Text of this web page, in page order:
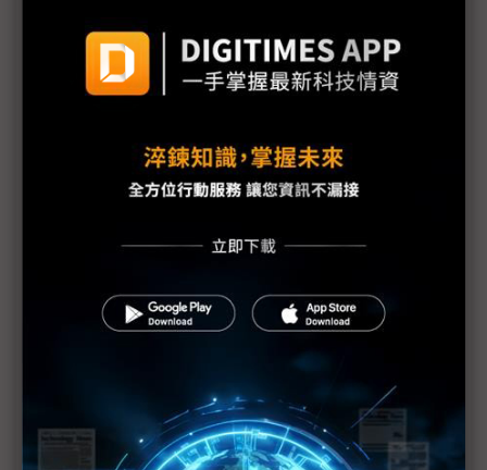
Artemis II啟航
Artemis II月球影像首曝光 NASA強化輻射防護驗證
迎接返航
從Apple II到iPhone 17 Pro 蘋果硬體隨Artemis II
完成40年太空循環
Artemis II創太空通訊新里程碑 實現太空艙與太空站
直接通話
科技1分鐘：阿提米絲2號繞月任務
Rapidus拋月球建廠願景 2奈米量產後力推「晶圓特
快」服務